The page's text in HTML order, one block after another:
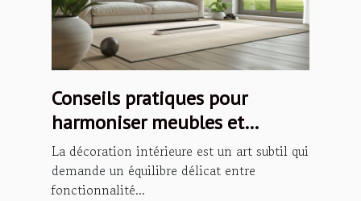
Conseils pratiques pour
harmoniser meubles et
décoration intérieure
La décoration intérieure est un art subtil qui
demande un équilibre délicat entre
fonctionnalité...